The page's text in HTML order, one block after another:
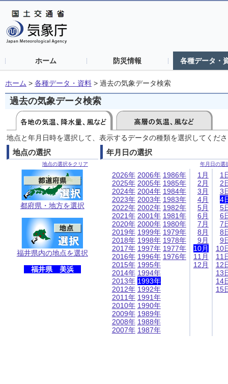
ホーム 防災情報 各種データ・
ホーム > 各種データ・資料 > 過去の気象データ検索
過去の気象データ検索
地点と年月日時を選択して、表示するデータの種類を選択してくだ
地点の選択
地点の選択をクリア
都府県・地方を選択
福井県内の地点を選択
福井県 美浜
年月日の選択
年月日の選
2026年
2025年
2024年
2023年
2022年
2021年
2020年
2019年
2018年
2017年
2016年
2015年
2014年
2013年
2012年
2011年
2010年
2009年
2008年
2007年
2006年
2005年
2004年
2003年
2002年
2001年
2000年
1999年
1998年
1997年
1996年
1995年
1994年
1993年
1992年
1991年
1990年
1989年
1988年
1987年
1986年
1985年
1984年
1983年
1982年
1981年
1980年
1979年
1978年
1977年
1976年
1月
2月
3月
4月
5月
6月
7月
8月
9月
10月
11月
12月
1
2
3
4
5
6
7
8
9
10
11
12
13
14
15